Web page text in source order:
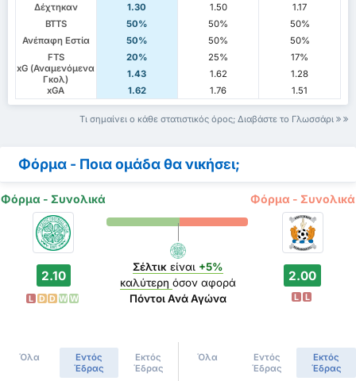
Δέχτηκαν
1.30 1.50
1.17
BTTS
50% 50%
50%
Ανέπαφη Εστία
50% 50%
50%
FTS
20% 25%
17%
xG (Αναμενόμενα
Γκολ)
1.43 1.62
1.28
xGA
1.62 1.76 1.51
Τι σημαίνει ο κάθε στατιστικός όρος; Διαβάστε το Γλωσσάρι
Φόρμα - Ποια ομάδα θα νικήσει;
Φόρμα - Συνολικά Φόρμα - Συνολικά
2.10
L D D W W
Σέλτικ είναι +5%
καλύτερη όσον αφορά
Πόντοι Ανά Αγώνα
2.00
L L
Όλα
Εντός
Έδρας
Εκτός
Έδρας
Όλα
Εντός
Έδρας
Εκτός
Έδρας